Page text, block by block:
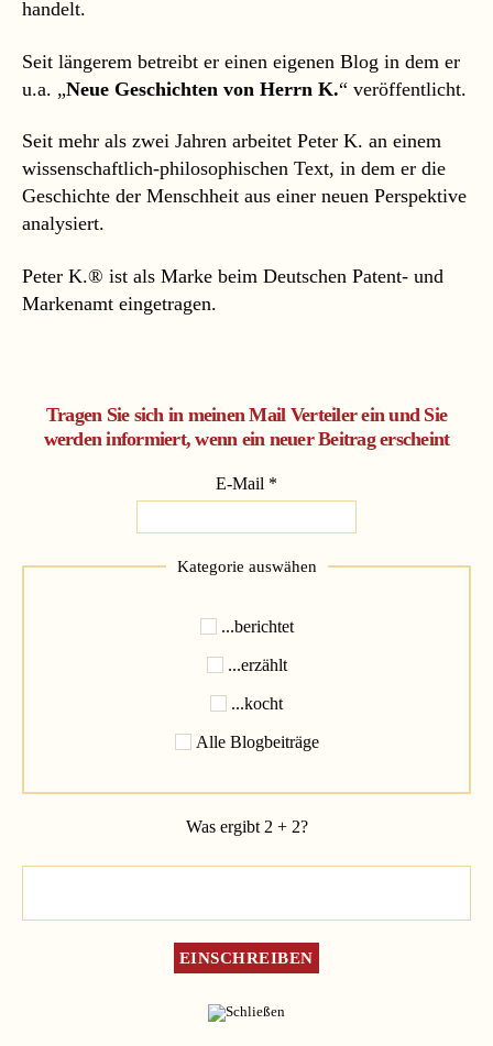
handelt.
Seit längerem betreibt er einen eigenen Blog in dem er
u.a. „Neue Geschichten von Herrn K.“ veröffentlicht.
Seit mehr als zwei Jahren arbeitet Peter K. an einem
wissenschaftlich-philosophischen Text, in dem er die
Geschichte der Menschheit aus einer neuen Perspektive
analysiert.
Peter K.® ist als Marke beim Deutschen Patent- und
Markenamt eingetragen.
Tragen Sie sich in meinen Mail Verteiler ein und Sie
werden informiert, wenn ein neuer Beitrag erscheint
E-Mail *
Kategorie auswähen
...berichtet
...erzählt
...kocht
Alle Blogbeiträge
Was ergibt 2 + 2?